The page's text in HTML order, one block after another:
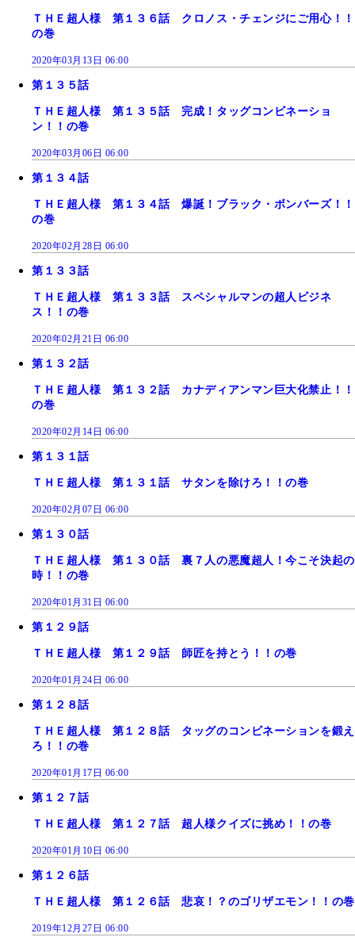
ＴＨＥ超人様 第１３６話 クロノス・チェンジにご用心！！
の巻
2020年03月13日 06:00
第１３５話
ＴＨＥ超人様 第１３５話 完成！タッグコンビネーショ
ン！！の巻
2020年03月06日 06:00
第１３４話
ＴＨＥ超人様 第１３４話 爆誕！ブラック・ボンバーズ！！
の巻
2020年02月28日 06:00
第１３３話
ＴＨＥ超人様 第１３３話 スペシャルマンの超人ビジネ
ス！！の巻
2020年02月21日 06:00
第１３２話
ＴＨＥ超人様 第１３２話 カナディアンマン巨大化禁止！！
の巻
2020年02月14日 06:00
第１３１話
ＴＨＥ超人様 第１３１話 サタンを除けろ！！の巻
2020年02月07日 06:00
第１３０話
ＴＨＥ超人様 第１３０話 裏７人の悪魔超人！今こそ決起の
時！！の巻
2020年01月31日 06:00
第１２９話
ＴＨＥ超人様 第１２９話 師匠を持とう！！の巻
2020年01月24日 06:00
第１２８話
ＴＨＥ超人様 第１２８話 タッグのコンビネーションを鍛え
ろ！！の巻
2020年01月17日 06:00
第１２７話
ＴＨＥ超人様 第１２７話 超人様クイズに挑め！！の巻
2020年01月10日 06:00
第１２６話
ＴＨＥ超人様 第１２６話 悲哀！？のゴリザエモン！！の巻
2019年12月27日 06:00